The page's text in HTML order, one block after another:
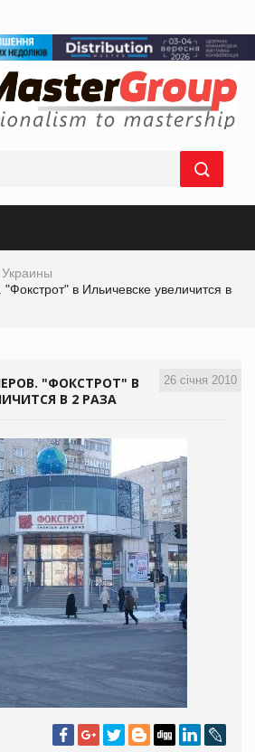
в Ильичевске увеличится в
26 січня 2010
"ФОКСТРОТ" В
В 2 РАЗА